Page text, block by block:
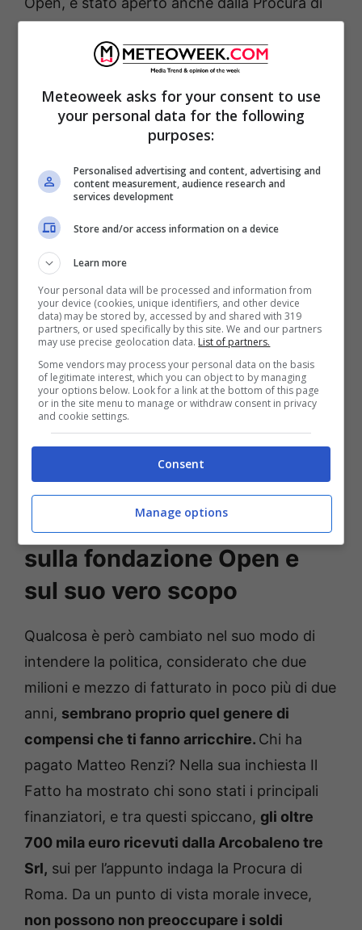
hanno conosciuto una crescita
Fatto per rispondere alle sue critiche, ne è
passata di acqua sui ponti da quando Renzi si
trasparenzae sbandierando un conto
spiegava, chi fa politica di certo non si
arricchisce.
L’ipotesi dei magistrati
sulla fondazione Open e
sul suo vero scopo
Qualcosa è però cambiato nel suo modo di
intendere la politica, considerato che due
milioni e mezzo di fatturato in poco più di due
anni, sembrano proprio quel genere di
compensi che ti fanno arricchire. Chi ha
pagato Matteo Renzi? Nella sua inchiesta Il
Fatto ha mostrato chi sono stati i principali
finanziatori, e tra questi spiccano, gli oltre
700 mila euro ricevuti dalla Arcobaleno tre
Srl, sui per l’appunto indaga la Procura di
Roma. Da un punto di vista morale invece,
non possono non preoccupare i soldi
Meteoweek asks for your consent to use
your personal data for the following
purposes:
Personalised advertising and content, advertising and
content measurement, audience research and
services development
Store and/or access information on a device
Learn more
Your personal data will be processed and information from
your device (cookies, unique identifiers, and other device
data) may be stored by, accessed by and shared with 319
partners, or used specifically by this site. We and our partners
may use precise geolocation data. List of partners.
Some vendors may process your personal data on the basis
of legitimate interest, which you can object to by managing
your options below. Look for a link at the bottom of this page
or in the site menu to manage or withdraw consent in privacy
and cookie settings.
Consent
Manage options